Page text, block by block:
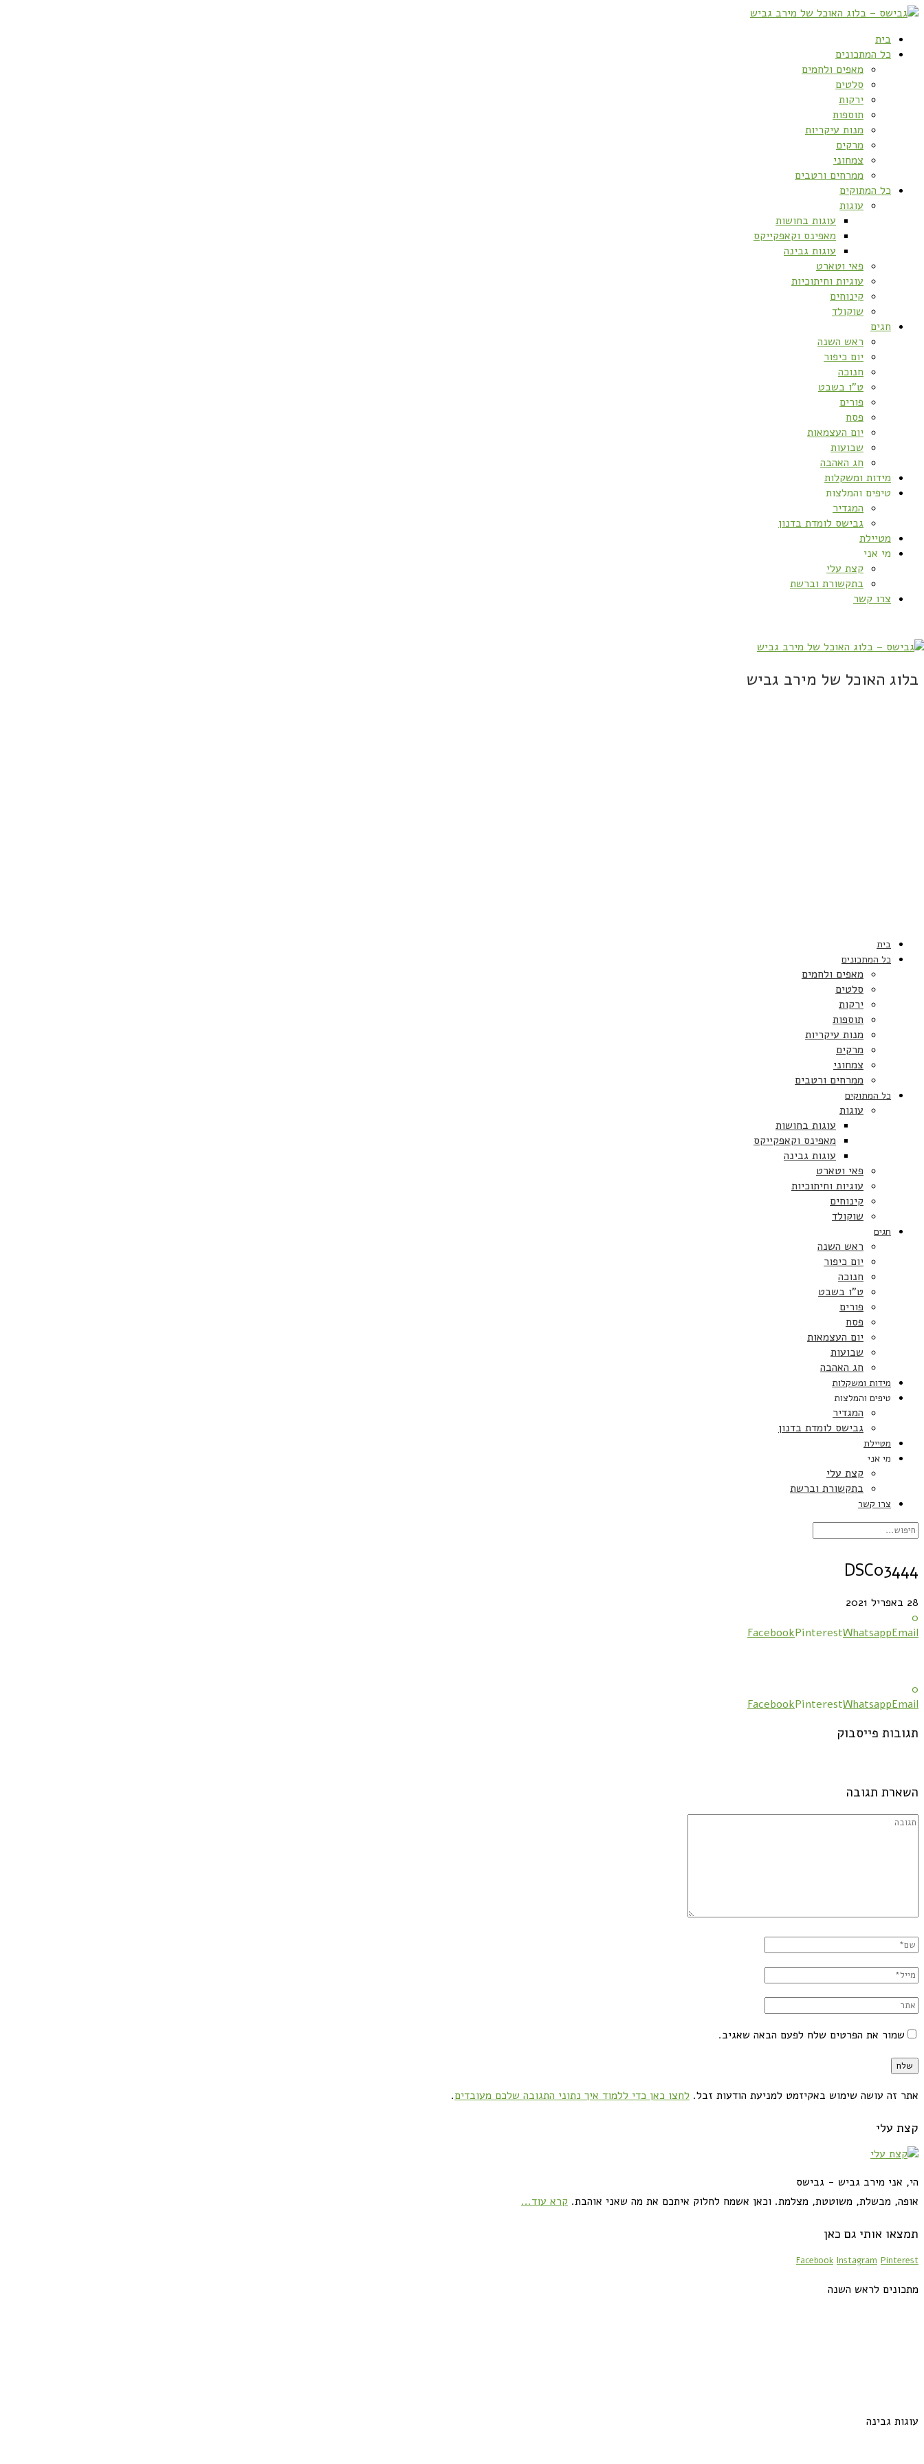
בית
כל המתכונים
מאפים ולחמים
סלטים
ירקות
תוספות
מנות עיקריות
מרקים
צמחוני
ממרחים ורטבים
כל המתוקים
עוגות
עוגות בחושות
מאפינס וקאפקייקס
עוגות גבינה
פאי וטארט
עוגיות וחיתוכיות
קינוחים
שוקולד
חגים
ראש השנה
יום כיפור
חנוכה
ט”ו בשבט
פורים
פסח
יום העצמאות
שבועות
חג האהבה
מידות ומשקלות
טיפים והמלצות
המגדיר
גבישס לומדת בדנון
מטיילת
מי אני
קצת עלי
בתקשורת וברשת
צרו קשר
בלוג האוכל של מירב גביש
בית
כל המתכונים
מאפים ולחמים
סלטים
ירקות
תוספות
מנות עיקריות
מרקים
צמחוני
ממרחים ורטבים
כל המתוקים
עוגות
עוגות בחושות
מאפינס וקאפקייקס
עוגות גבינה
פאי וטארט
עוגיות וחיתוכיות
קינוחים
שוקולד
חגים
ראש השנה
יום כיפור
חנוכה
ט”ו בשבט
פורים
פסח
יום העצמאות
שבועות
חג האהבה
מידות ומשקלות
טיפים והמלצות
המגדיר
גבישס לומדת בדנון
מטיילת
מי אני
קצת עלי
בתקשורת וברשת
צרו קשר
DSC03444
28 באפריל 2021
0
FacebookPinterestWhatsappEmail
0
FacebookPinterestWhatsappEmail
תגובות פייסבוק
השארת תגובה
שמור את הפרטים שלח לפעם הבאה שאגיב.
אתר זה עושה שימוש באקיזמט למניעת הודעות זבל. לחצו כאן כדי ללמוד איך נתוני התגובה שלכם מעובדים.
קצת עלי
הי, אני מירב גביש - גבישס
אופה, מבשלת, משוטטת, מצלמת. וכאן אשמח לחלוק איתכם את מה שאני אוהבת. קרא עוד...
תמצאו אותי גם כאן
Facebook Instagram Pinterest
מתכונים לראש השנה
עוגות גבינה